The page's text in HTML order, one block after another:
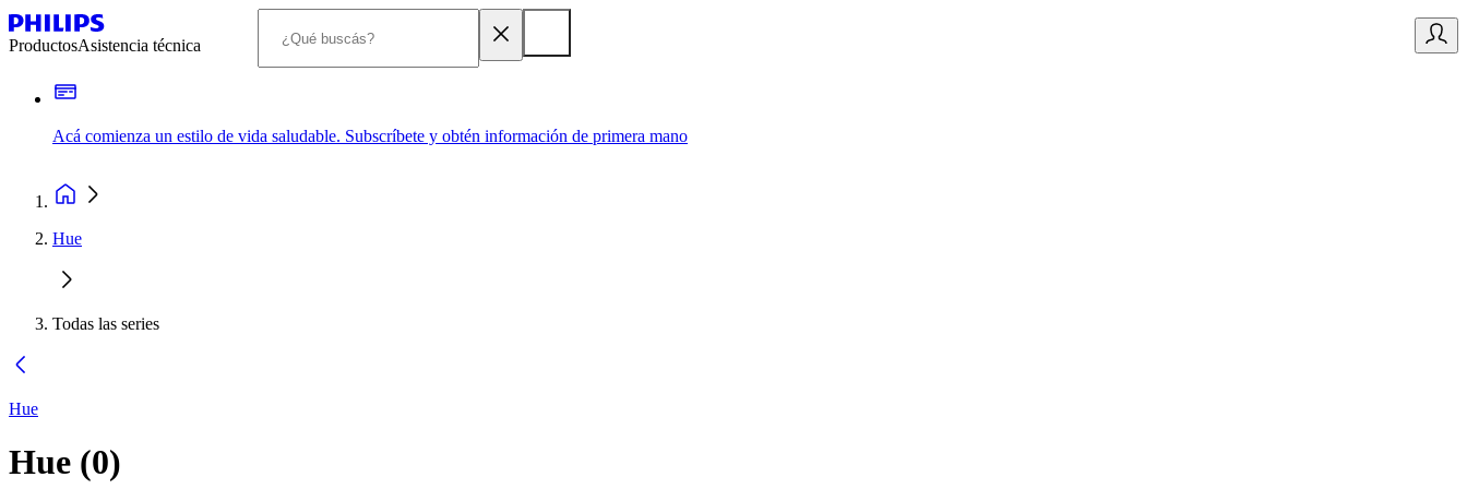
ProductosAsistencia técnica
Acá comienza un estilo de vida saludable. Subscríbete y obtén información de primera mano
Hue
Todas las series
Hue
Hue (0)